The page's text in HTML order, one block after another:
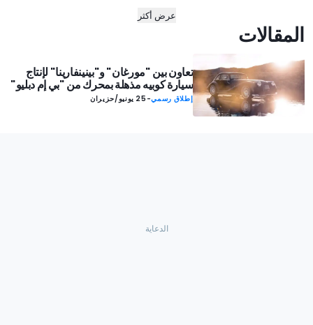
عرض أكثر
المقالات
تعاون بين "مورغان" و"بينينفارينا" لإنتاج
سيارة كوبيه مذهلة بمحرك من "بي إم دبليو"
إطلاق رسمي- 25 يونيو/حزيران